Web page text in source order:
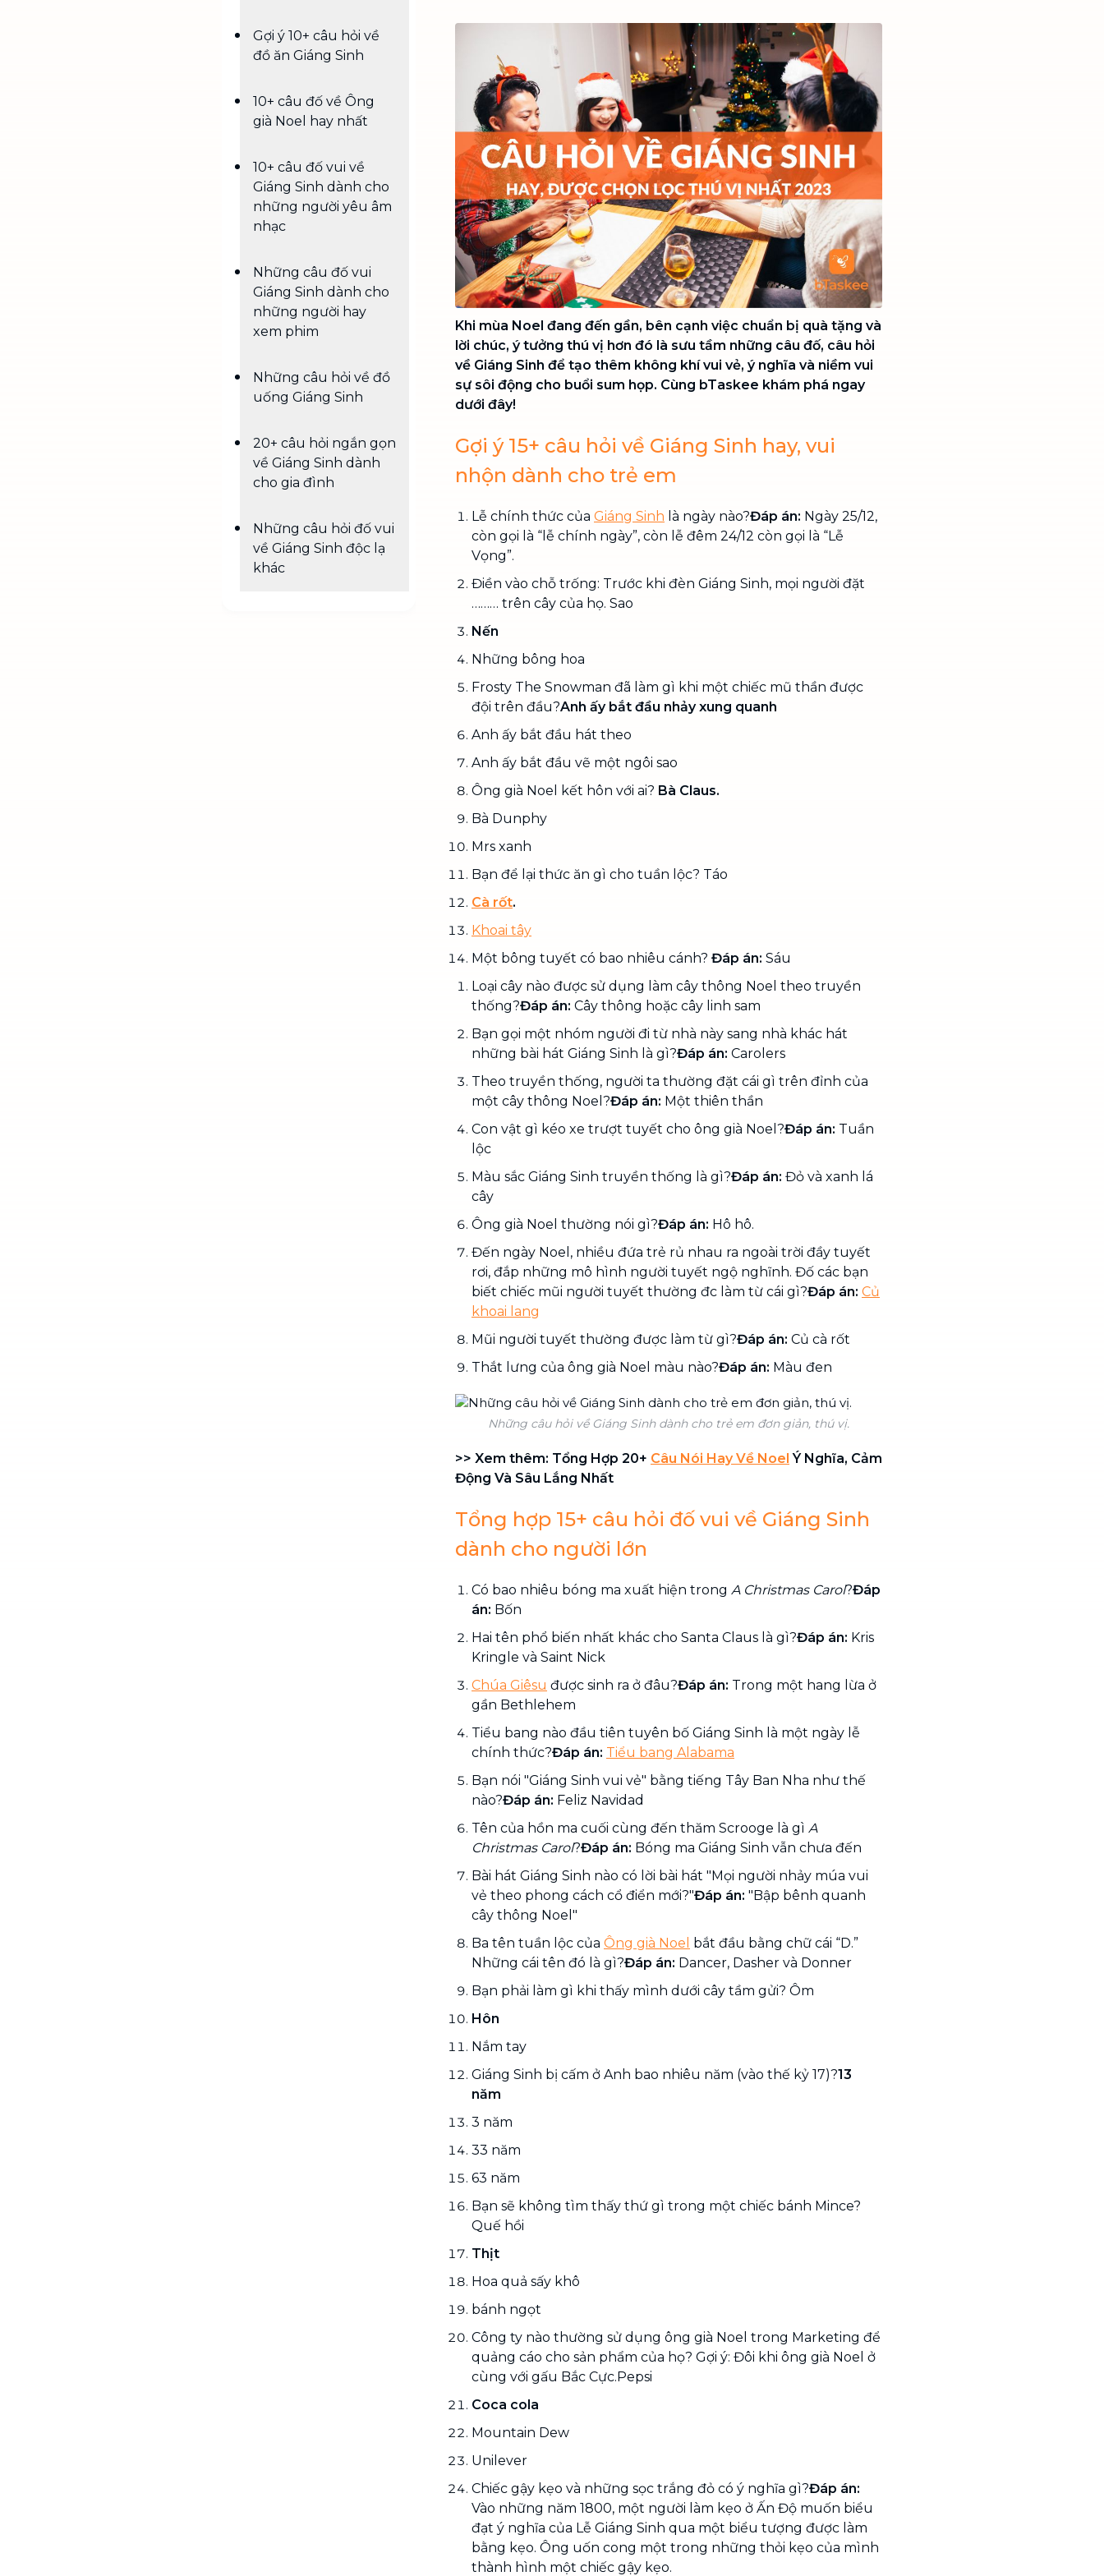
dẹp nơi đi nơi đến
Vệ sinh công nghiệp
Vệ sinh chuyên nghiệp cho văn
phòng, nhà xưởng, công trình lớn
Gợi ý 10+ câu hỏi về
đồ ăn Giáng Sinh
10+ câu đố về Ông
già Noel hay nhất
10+ câu đố vui về
Giáng Sinh dành cho
những người yêu âm
nhạc
Những câu đố vui
Giáng Sinh dành cho
những người hay
xem phim
Những câu hỏi về đồ
uống Giáng Sinh
20+ câu hỏi ngắn gọn
về Giáng Sinh dành
cho gia đình
Những câu hỏi đố vui
về Giáng Sinh độc lạ
khác
Khi mùa Noel đang đến gần, bên cạnh việc chuẩn bị quà tặng và
lời chúc, ý tưởng thú vị hơn đó là sưu tầm những câu đố, câu hỏi
về Giáng Sinh để tạo thêm không khí vui vẻ, ý nghĩa và niềm vui
sự sôi động cho buổi sum họp. Cùng bTaskee khám phá ngay
dưới đây!
Gợi ý 15+ câu hỏi về Giáng Sinh hay, vui
nhộn dành cho trẻ em
Lễ chính thức của Giáng Sinh là ngày nào?Đáp án: Ngày 25/12,
còn gọi là “lễ chính ngày”, còn lễ đêm 24/12 còn gọi là “Lễ
Vọng”.
Điền vào chỗ trống: Trước khi đèn Giáng Sinh, mọi người đặt
……… trên cây của họ. Sao
Nến
Những bông hoa
Frosty The Snowman đã làm gì khi một chiếc mũ thần được
đội trên đầu?Anh ấy bắt đầu nhảy xung quanh
Anh ấy bắt đầu hát theo
Anh ấy bắt đầu vẽ một ngôi sao
Ông già Noel kết hôn với ai? Bà Claus.
Bà Dunphy
Mrs xanh
Bạn để lại thức ăn gì cho tuần lộc? Táo
Cà rốt.
Khoai tây
Một bông tuyết có bao nhiêu cánh? Đáp án: Sáu
Loại cây nào được sử dụng làm cây thông Noel theo truyền
thống?Đáp án: Cây thông hoặc cây linh sam
Bạn gọi một nhóm người đi từ nhà này sang nhà khác hát
những bài hát Giáng Sinh là gì?Đáp án: Carolers
Theo truyền thống, người ta thường đặt cái gì trên đỉnh của
một cây thông Noel?Đáp án: Một thiên thần
Con vật gì kéo xe trượt tuyết cho ông già Noel?Đáp án: Tuần
lộc
Màu sắc Giáng Sinh truyền thống là gì?Đáp án: Đỏ và xanh lá
cây
Ông già Noel thường nói gì?Đáp án: Hô hô.
Đến ngày Noel, nhiều đứa trẻ rủ nhau ra ngoài trời đầy tuyết
rơi, đắp những mô hình người tuyết ngộ nghĩnh. Đố các bạn
biết chiếc mũi người tuyết thường đc làm từ cái gì?Đáp án: Củ
khoai lang
Mũi người tuyết thường được làm từ gì?Đáp án: Củ cà rốt
Thắt lưng của ông già Noel màu nào?Đáp án: Màu đen
Những câu hỏi về Giáng Sinh dành cho trẻ em đơn giản, thú vị.
>> Xem thêm: Tổng Hợp 20+ Câu Nói Hay Về Noel Ý Nghĩa, Cảm
Động Và Sâu Lắng Nhất
Tổng hợp 15+ câu hỏi đố vui về Giáng Sinh
dành cho người lớn
Có bao nhiêu bóng ma xuất hiện trong A Christmas Carol?Đáp
án: Bốn
Hai tên phổ biến nhất khác cho Santa Claus là gì?Đáp án: Kris
Kringle và Saint Nick
Chúa Giêsu được sinh ra ở đâu?Đáp án: Trong một hang lừa ở
gần Bethlehem
Tiểu bang nào đầu tiên tuyên bố Giáng Sinh là một ngày lễ
chính thức?Đáp án: Tiểu bang Alabama
Bạn nói "Giáng Sinh vui vẻ" bằng tiếng Tây Ban Nha như thế
nào?Đáp án: Feliz Navidad
Tên của hồn ma cuối cùng đến thăm Scrooge là gì A
Christmas Carol?Đáp án: Bóng ma Giáng Sinh vẫn chưa đến
Bài hát Giáng Sinh nào có lời bài hát "Mọi người nhảy múa vui
vẻ theo phong cách cổ điển mới?"Đáp án: "Bập bênh quanh
cây thông Noel"
Ba tên tuần lộc của Ông già Noel bắt đầu bằng chữ cái “D.”
Những cái tên đó là gì?Đáp án: Dancer, Dasher và Donner
Bạn phải làm gì khi thấy mình dưới cây tầm gửi? Ôm
Hôn
Nắm tay
Giáng Sinh bị cấm ở Anh bao nhiêu năm (vào thế kỷ 17)?13
năm
3 năm
33 năm
63 năm
Bạn sẽ không tìm thấy thứ gì trong một chiếc bánh Mince?
Quế hồi
Thịt
Hoa quả sấy khô
bánh ngọt
Công ty nào thường sử dụng ông già Noel trong Marketing để
quảng cáo cho sản phẩm của họ? Gợi ý: Đôi khi ông già Noel ở
cùng với gấu Bắc Cực.Pepsi
Coca cola
Mountain Dew
Unilever
Chiếc gậy kẹo và những sọc trắng đỏ có ý nghĩa gì?Đáp án:
Vào những năm 1800, một người làm kẹo ở Ấn Độ muốn biểu
đạt ý nghĩa của Lễ Giáng Sinh qua một biểu tượng được làm
bằng kẹo. Ông uốn cong một trong những thỏi kẹo của mình
thành hình một chiếc gậy kẹo.